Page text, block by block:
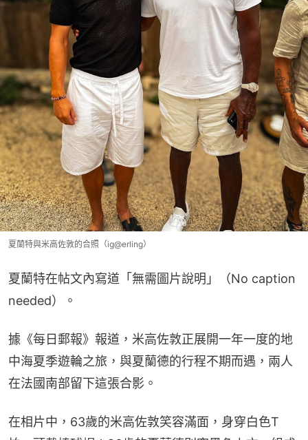
夏蘭特與米高佐敦的合照（ig@erling）
夏蘭特在帖文內寫道「無需圖片說明」（No caption
needed）。
據《每日郵報》報道，米高佐敦正展開一年一度的地
中海夏季遊輪之旅，與夏蘭德的行程不期而遇，兩人
在法國南部留下這張合影。
在相片中，63歲的米高佐敦笑容滿面，身穿白色T